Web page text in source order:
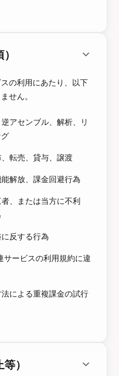
の利用にあたり、以下
せん。
アセンブル、解析、リ
転売、貸与、譲渡
解放、課金回避行為
、または当方に不利
反する行為
サービスの利用規約に違
による重複課金の試行
）